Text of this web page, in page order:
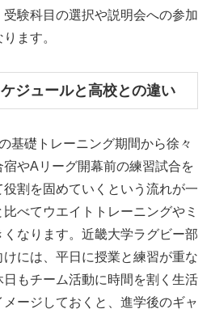
験科目の選択や説明会への参加
ます。
ジュールと高校との違い
基礎トレーニング期間から徐々
やAリーグ開幕前の練習試合を
割を固めていくという流れが一
べてウエイトトレーニングやミ
なります。近畿大学ラグビー部
には、平日に授業と練習が重な
もチーム活動に時間を割く生活
ージしておくと、進学後のギャ